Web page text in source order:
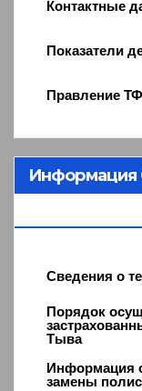
Контактные
Показатели
Правление
Информация
Сведения о
Порядок
Тыва
Информация
замены